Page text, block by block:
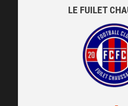
LE FUILET